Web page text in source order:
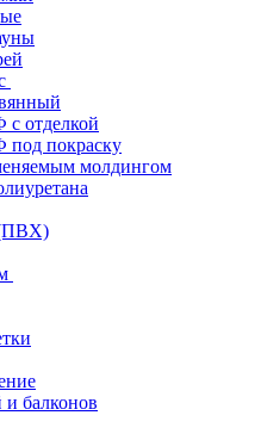
отделкой
покраску
молдингом
(ПВХ)
балконов